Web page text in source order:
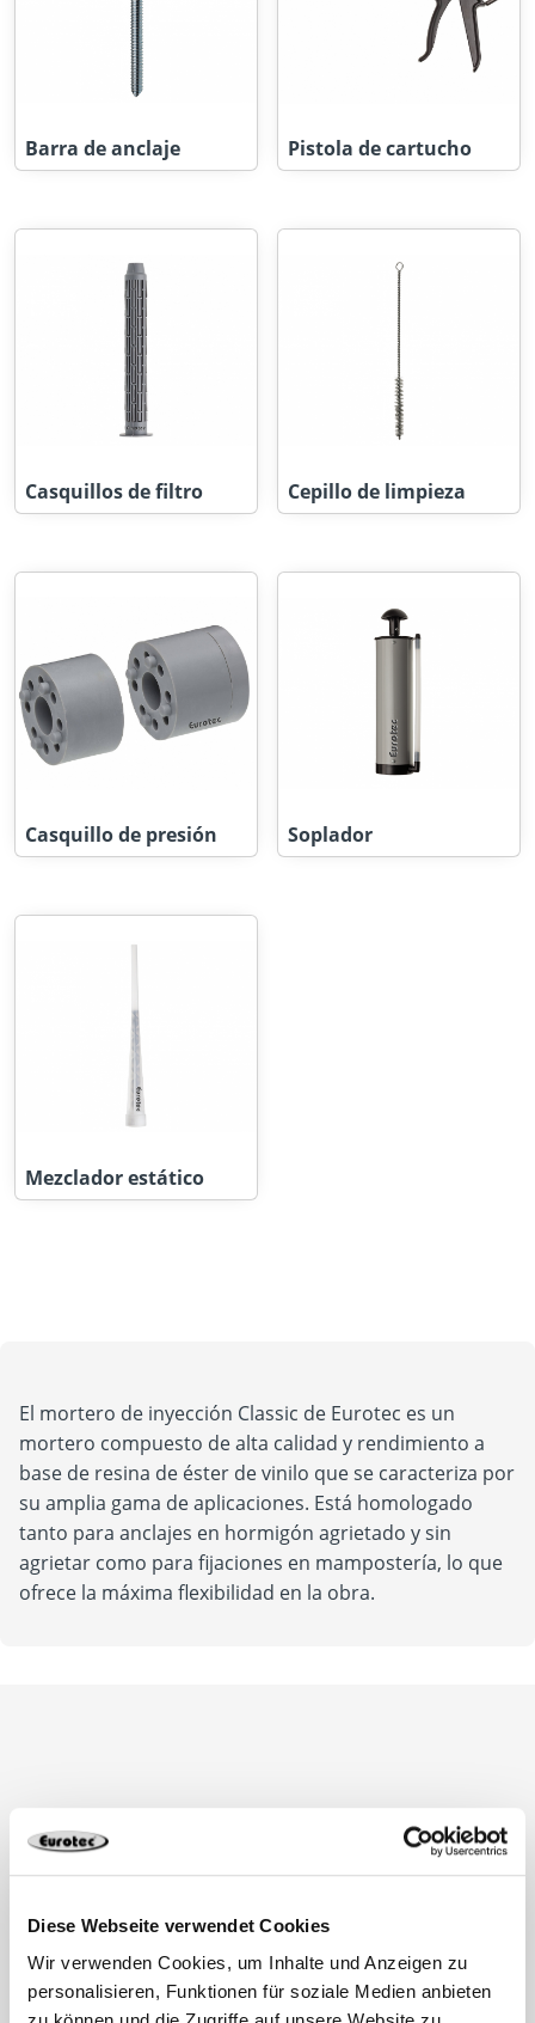
Diese Webseite verwendet Cookies
Wir verwenden Cookies, um Inhalte und Anzeigen zu
personalisieren, Funktionen für soziale Medien anbieten
Barra de anclaje Pistola de cartucho
Casquillos de filtro Cepillo de limpieza
Casquillo de presión Soplador
Mezclador estático
El mortero de inyección Classic de Eurotec es un
mortero compuesto de alta calidad y rendimiento a
base de resina de éster de vinilo que se caracteriza por
su amplia gama de aplicaciones. Está homologado
tanto para anclajes en hormigón agrietado y sin
agrietar como para fijaciones en mampostería, lo que
ofrece la máxima flexibilidad en la obra.